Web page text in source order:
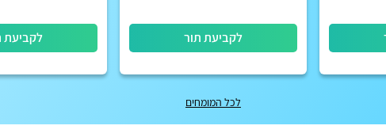
לקביעת תור לקביעת
לכל המומחים